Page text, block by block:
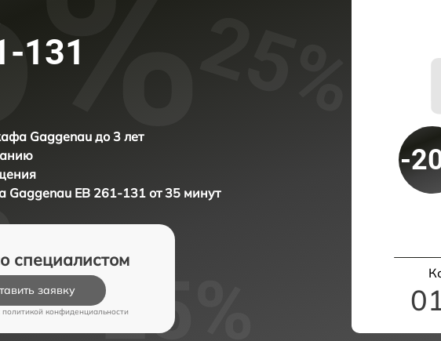
131
Gaggenau до 3 лет
Gaggenau EB 261-131 от 35 минут
специалистом
заявку
политикой конфиденциальности
-